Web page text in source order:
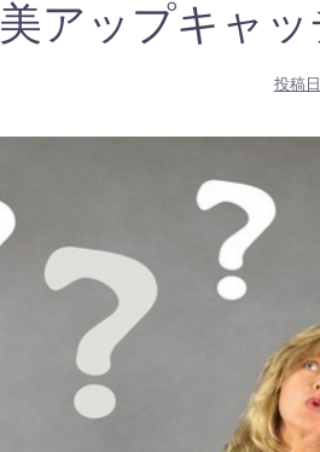
美アップキャ
投稿